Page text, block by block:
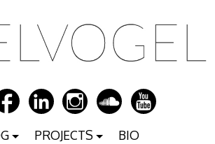
PROJECTS BIO